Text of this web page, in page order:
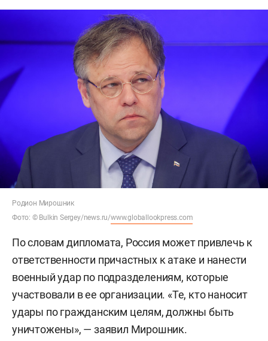
Родион Мирошник
Фото: © Bulkin Sergey/news.ru/www.globallookpress.com
По словам дипломата, Россия может привлечь к
ответственности причастных к атаке и нанести
военный удар по подразделениям, которые
участвовали в ее организации. «Те, кто наносит
удары по гражданским целям, должны быть
уничтожены», — заявил Мирошник.